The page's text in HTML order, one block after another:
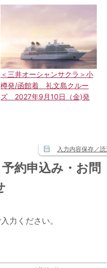
＜三井オーシャンサクラ＞小
樽発/函館着 礼文島クルー
ズ 2027年9月10日（金)発